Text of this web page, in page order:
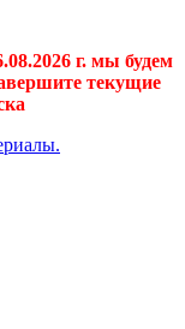
г. мы будем
текущие